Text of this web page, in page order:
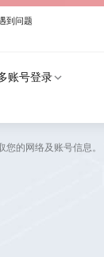
到问题
账号登录
的网络及账号信息。